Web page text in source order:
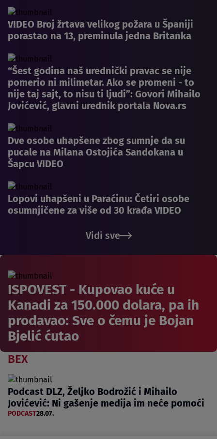
VIDEO Broj žrtava velikog požara u Španiji
porastao na 13, preminula jedna Britanka
“Šest godina naš urednički pravac se nije
pomerio ni milimetar. Ako se promeni - to
nije taj sajt, to nisu ti ljudi”: Govori Mihailo
Jovićević, glavni urednik portala Nova.rs
Dve osobe uhapšene zbog sumnje da su
pucale na Milana Ostojića Sandokana u
Šapcu VIDEO
Lopovi uhapšeni u Paraćinu: Četiri osobe
osumnjičene za više od 30 krađa VIDEO
Vidi sve
ISPOVEST - Kupovao kuće u
Kanadi za 150.000 dolara, pa ih
prodavao: Sve o čemu je Bojan
Bjelić ćutao
BEX
Podcast DLZ, Željko Bodrožić i Mihailo
Jovićević: Ni gašenje medija im neće pomoći
PODCAST28.07.